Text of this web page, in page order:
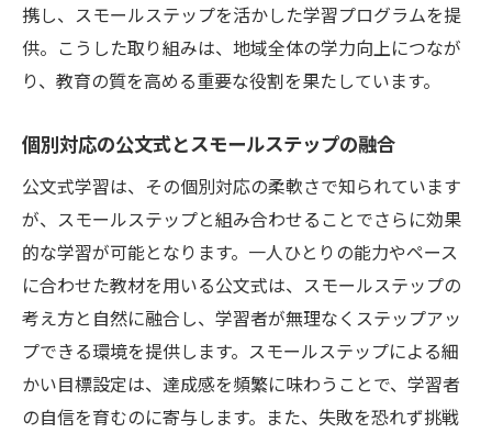
公文式の指導法がもたらす変化
学びの質向上に向けた具体的な施策
子どもの意欲を引き出す鶴見区のスモールステ
ップ学び方
公文式が提供する学習の楽しさ
子どもたちの自信を育む学びの過程
意欲を高めるための具体的な取り組み
スモールステップによる学びの成功例
地域における学習意欲向上の取り組み
公文式でスモールステップ学習を効果的に取り
入れる方法
携し、スモールステップを活かした学習プログラムを提
供。こうした取り組みは、地域全体の学力向上につなが
り、教育の質を高める重要な役割を果たしています。
個別対応の公文式とスモールステップの融合
公文式学習は、その個別対応の柔軟さで知られています
が、スモールステップと組み合わせることでさらに効果
的な学習が可能となります。一人ひとりの能力やペース
に合わせた教材を用いる公文式は、スモールステップの
考え方と自然に融合し、学習者が無理なくステップアッ
プできる環境を提供します。スモールステップによる細
かい目標設定は、達成感を頻繁に味わうことで、学習者
の自信を育むのに寄与します。また、失敗を恐れず挑戦